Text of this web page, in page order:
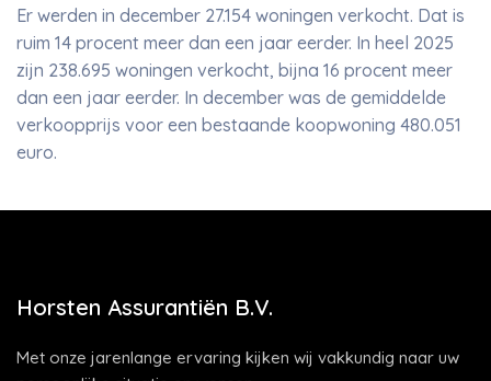
Er werden in december 27.154 woningen verkocht. Dat is
ruim 14 procent meer dan een jaar eerder. In heel 2025
zijn 238.695 woningen verkocht, bijna 16 procent meer
dan een jaar eerder. In december was de gemiddelde
verkoopprijs voor een bestaande koopwoning 480.051
euro.
Horsten Assurantiën B.V.
Met onze jarenlange ervaring kijken wij vakkundig naar uw